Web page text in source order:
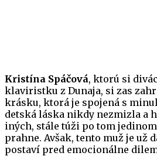
Kristína Spáčová, ktorú si
klaviristku z Dunaja, si zas
krásku, ktorá je spojená s
detská láska nikdy nezmizla a
iných, stále túži po tom
prahne. Avšak, tento muž je už
postaví pred emocionálne